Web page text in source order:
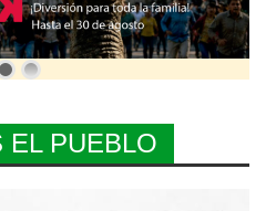
EL PUEBLO